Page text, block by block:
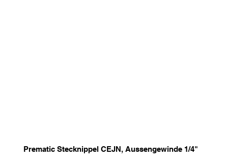
Prematic Stecknippel CEJN, Aussengewinde 1/4"